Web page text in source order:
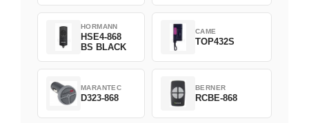
HORMANN
HSE4-868
BS BLACK
CAME
TOP432S
MARANTEC
D323-868
BERNER
RCBE-868